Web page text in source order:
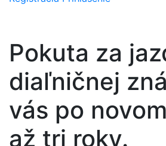
Pokuta za
diaľničnej
vás po
až tri roky.